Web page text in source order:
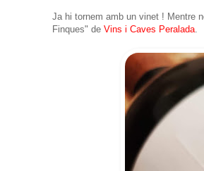
Ja hi tornem amb un vinet ! Mentre
Finques" de Vins i Caves Peralada